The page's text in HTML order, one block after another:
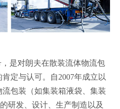
是对朗夫在散装流体物流包
定与认可。自2007年成立以
包装（如集装箱液袋、集装
研发、设计、生产制造以及